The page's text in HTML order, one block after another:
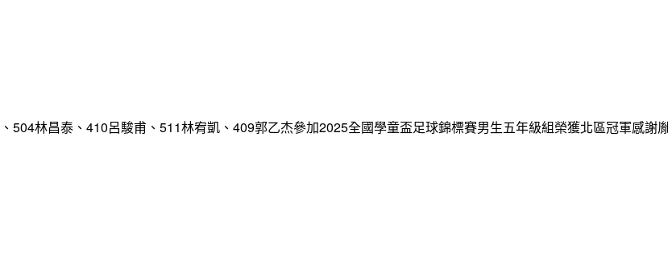
林昌泰、410呂駿甫、511林宥凱、409郭乙杰參加2025全國學童盃足球錦標賽男生五年級組榮獲北區冠軍感謝